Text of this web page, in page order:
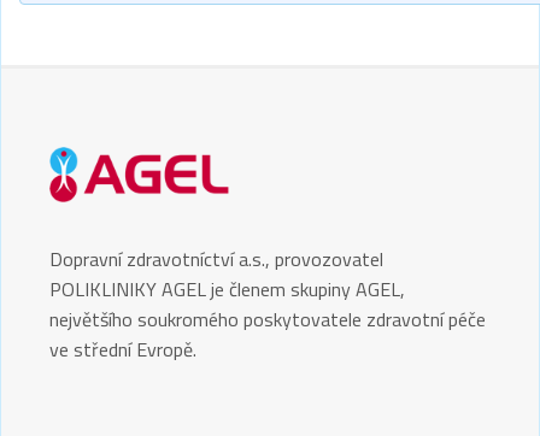
Dopravní zdravotníctví a.s., provozovatel
POLIKLINIKY AGEL je členem skupiny AGEL,
největšího soukromého poskytovatele zdravotní péče
ve střední Evropě.